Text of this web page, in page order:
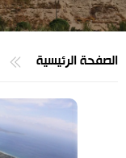
الصفحة الرئيسية